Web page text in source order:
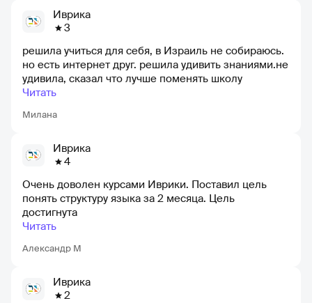
Иврика
3
Милана
решила учиться для себя, в Израиль не собираюсь.
но есть интернет друг. решила удивить знаниями.не
удивила, сказал что лучше поменять школу
Читать
Иврика
4
Александр М
Очень доволен курсами Иврики. Поставил цель
понять структуру языка за 2 месяца. Цель
достигнута
Читать
Иврика
2